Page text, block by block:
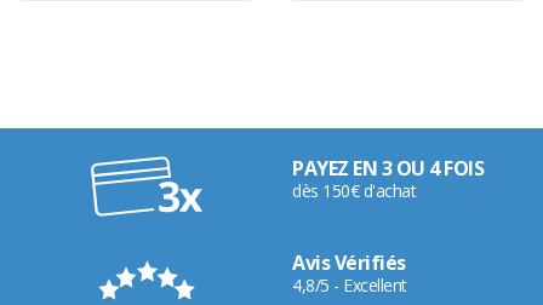
PAYEZ EN 3 OU 4 FOIS
dès 150€ d'achat
Avis Vérifiés
4,8/5 - Excellent